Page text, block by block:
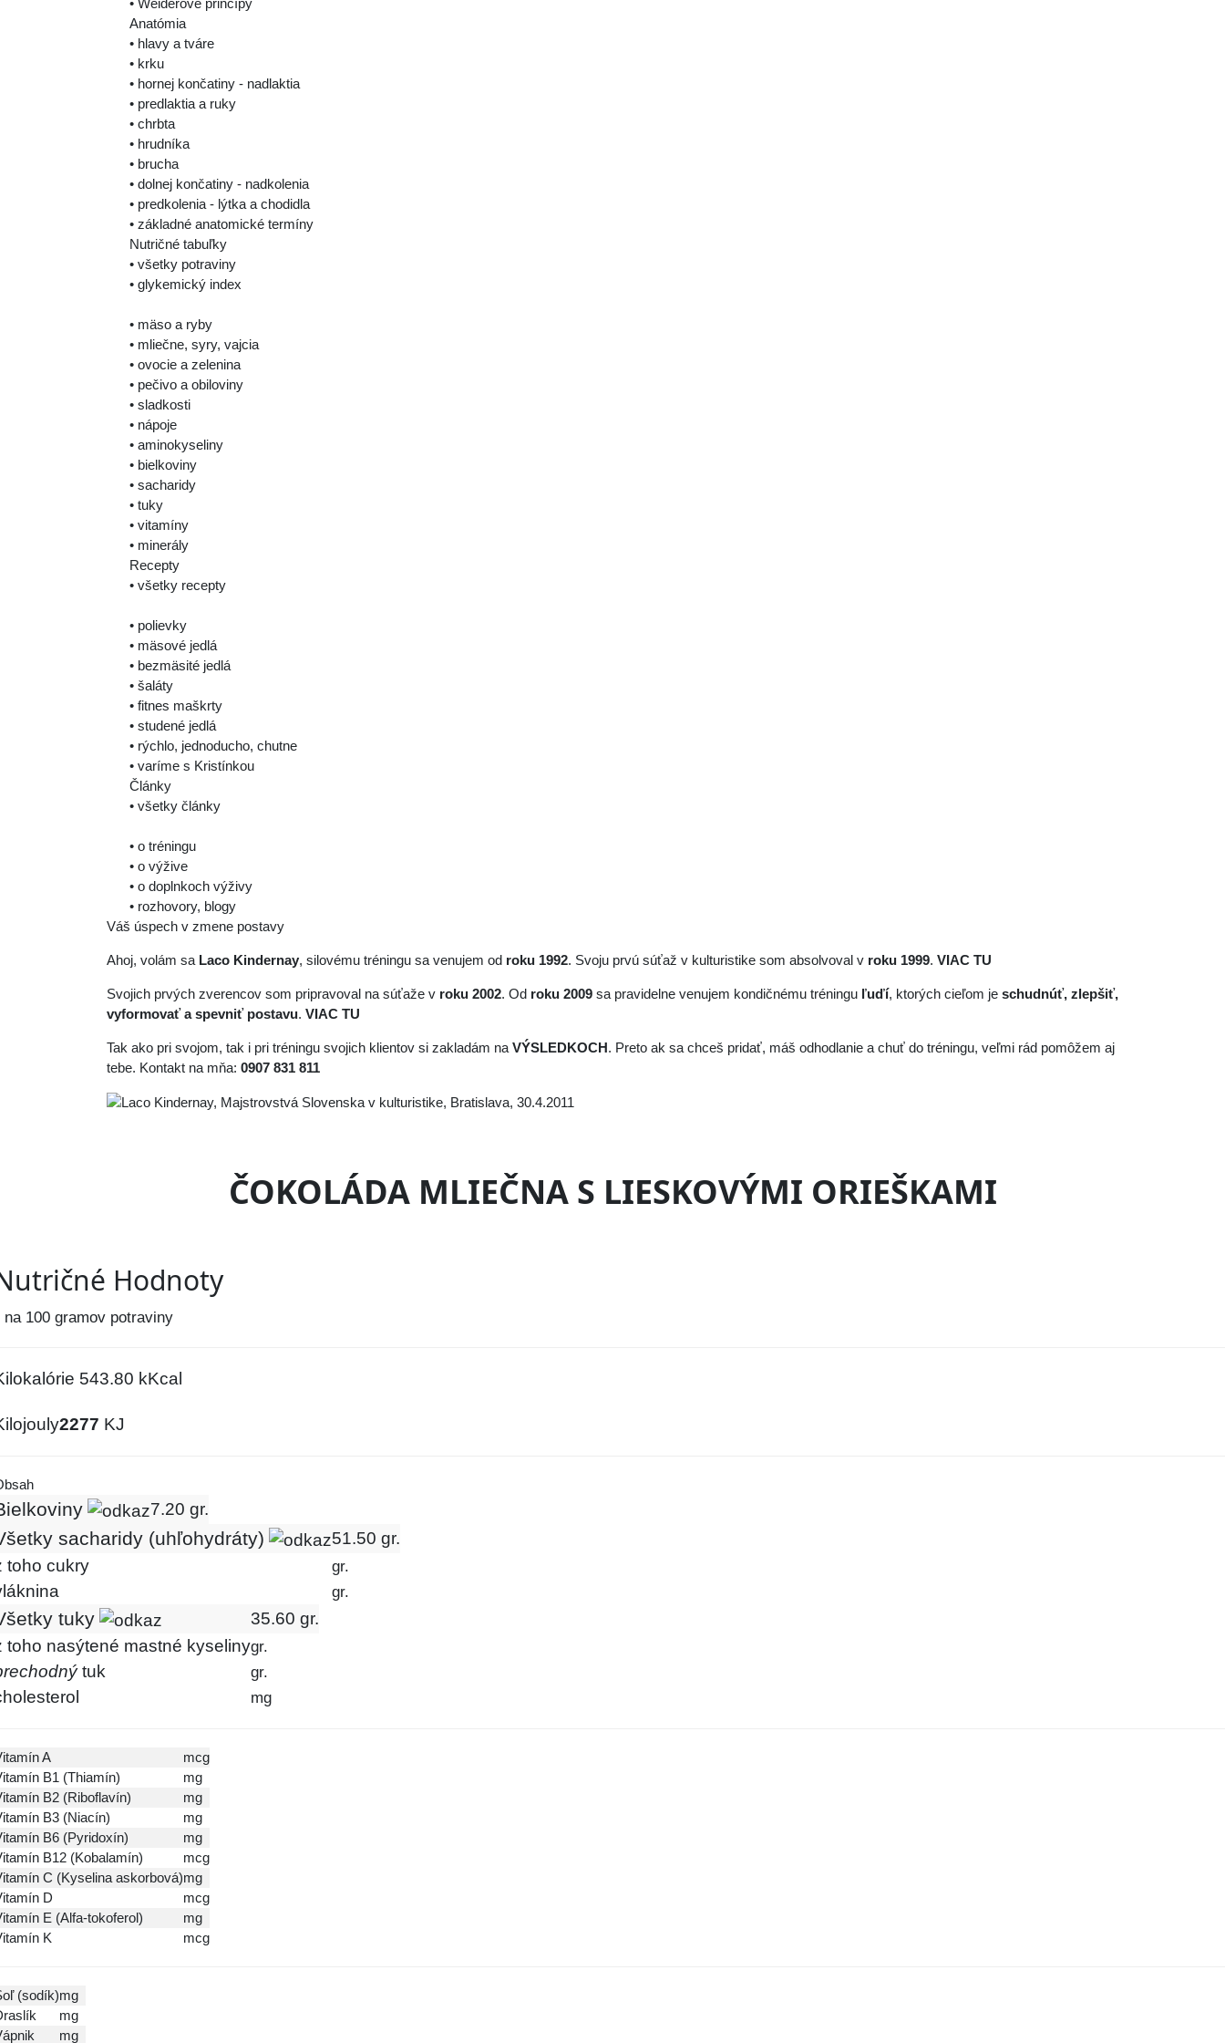
• Weiderove princípy
Anatómia
• hlavy a tváre
• krku
• hornej končatiny - nadlaktia
• predlaktia a ruky
• chrbta
• hrudníka
• brucha
• dolnej končatiny - nadkolenia
• predkolenia - lýtka a chodidla
• základné anatomické termíny
Nutričné tabuľky
• všetky potraviny
• glykemický index
• mäso a ryby
• mliečne, syry, vajcia
• ovocie a zelenina
• pečivo a obiloviny
• sladkosti
• nápoje
• aminokyseliny
• bielkoviny
• sacharidy
• tuky
• vitamíny
• minerály
Recepty
• všetky recepty
• polievky
• mäsové jedlá
• bezmäsité jedlá
• šaláty
• fitnes maškrty
• studené jedlá
• rýchlo, jednoducho, chutne
• varíme s Kristínkou
Články
• všetky články
• o tréningu
• o výžive
• o doplnkoch výživy
• rozhovory, blogy
Váš úspech v zmene postavy
Ahoj, volám sa Laco Kindernay, silovému tréningu sa venujem od roku 1992. Svoju prvú súťaž v kulturistike som absolvoval v roku 1999. VIAC TU
Svojich prvých zverencov som pripravoval na súťaže v roku 2002. Od roku 2009 sa pravidelne venujem kondičnému tréningu ľuďí, ktorých cieľom je schudnúť, zlepšiť,
vyformovať a spevniť postavu. VIAC TU
Tak ako pri svojom, tak i pri tréningu svojich klientov si zakladám na VÝSLEDKOCH. Preto ak sa chceš pridať, máš odhodlanie a chuť do tréningu, veľmi rád pomôžem aj
tebe. Kontakt na mňa: 0907 831 811
ČOKOLÁDA MLIEČNA S LIESKOVÝMI ORIEŠKAMI
Hodnoty
na 100 gramov potraviny
543.80 kKcal
2277 KJ
7.20 gr.
sacharidy (uhľohydráty)
51.50 gr.
toho cukry
gr.
gr.
tuky
35.60 gr.
toho nasýtené mastné kyselinygr.
tuk gr.
mg
A
mcg
B1 (Thiamín)
mg
B2 (Riboflavín)
mg
B3 (Niacín)
mg
B6 (Pyridoxín)
mg
B12 (Kobalamín)
mcg
C (Kyselina askorbová)mg
D
mcg
E (Alfa-tokoferol)
mg
K
mcg
(sodík)mg
mg
mg